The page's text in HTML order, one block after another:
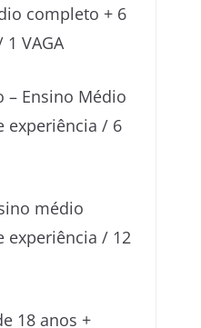
completo + 6
VAGA
– Ensino Médio
experiência / 6
médio
experiência / 12
18 anos +